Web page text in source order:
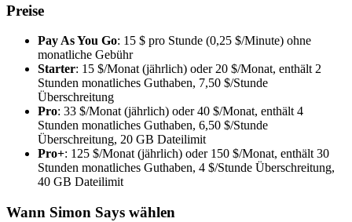
Preise
Pay As You Go: 15 $ pro Stunde (0,25 $/Minute) ohne
monatliche Gebühr
Starter: 15 $/Monat (jährlich) oder 20 $/Monat, enthält 2
Stunden monatliches Guthaben, 7,50 $/Stunde
Überschreitung
Pro: 33 $/Monat (jährlich) oder 40 $/Monat, enthält 4
Stunden monatliches Guthaben, 6,50 $/Stunde
Überschreitung, 20 GB Dateilimit
Pro+: 125 $/Monat (jährlich) oder 150 $/Monat, enthält 30
Stunden monatliches Guthaben, 4 $/Stunde Überschreitung,
40 GB Dateilimit
Wann Simon Says wählen